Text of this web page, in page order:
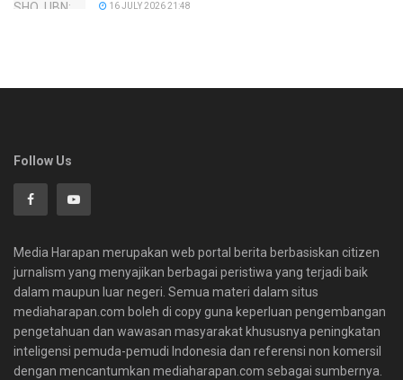
16 JULY 2026 21:48
Follow Us
Media Harapan merupakan web portal berita berbasiskan citizen
jurnalism yang menyajikan berbagai peristiwa yang terjadi baik
dalam maupun luar negeri. Semua materi dalam situs
mediaharapan.com boleh di copy guna keperluan pengembangan
pengetahuan dan wawasan masyarakat khususnya peningkatan
inteligensi pemuda-pemudi Indonesia dan referensi non komersil
dengan mencantumkan mediaharapan.com sebagai sumbernya.